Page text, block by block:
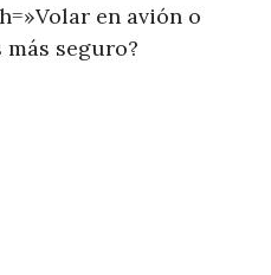
en avión o
seguro?